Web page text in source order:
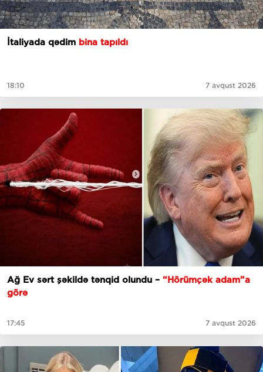
İtaliyada qədim bina tapıldı
18:10 7 avqust 2026
Ağ Ev sərt şəkildə tənqid olundu – “Hörümçək adam”a
görə
17:45 7 avqust 2026